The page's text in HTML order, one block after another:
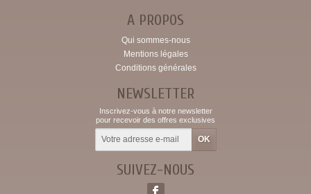
A PROPOS
Qui sommes-nous
Mentions légales
Conditions générales
NEWSLETTER
Inscrivez-vous à notre newsletter
pour recevoir des offres exclusives
SUIVEZ-NOUS